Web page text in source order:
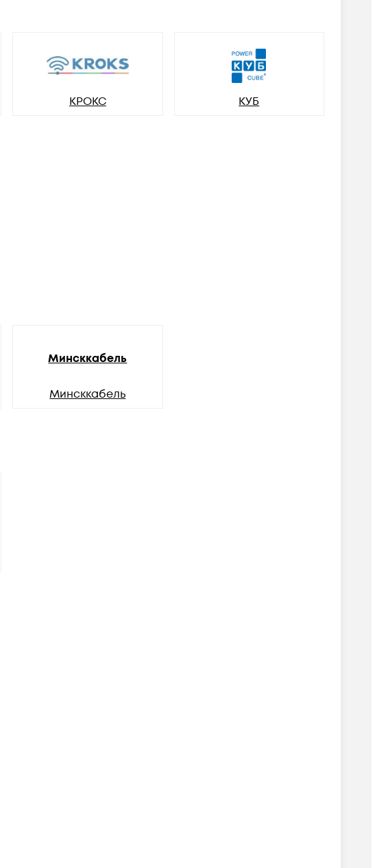
КРОКС КУБ
Минсккабель
Минсккабель